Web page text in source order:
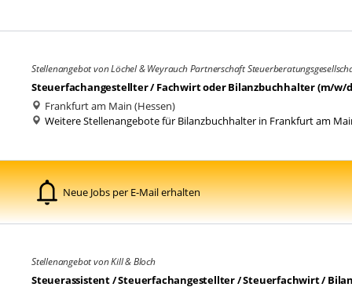
Stellenangebot von Löchel & Weyrauch Partnerschaft
Steuerfachangestellter / Fachwirt oder Bilanzbuchhalter (m/w/
Frankfurt am Main (Hessen)
Weitere Stellenangebote für Bilanzbuchhalter in Frankfurt am
Neue Jobs per E-Mail erhalten
Stellenangebot von Kill & Bloch
Steuerassistent / Steuerfachangestellter / Steuerfachwirt /